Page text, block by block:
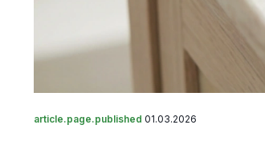
article.page.published 01.03.2026